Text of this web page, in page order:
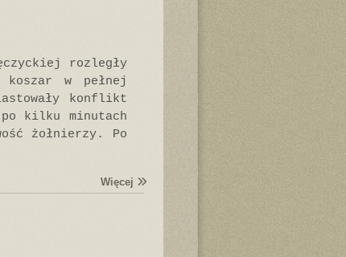
rozległy
w pełnej
konflikt
kilku minutach
żołnierzy. Po
Więcej